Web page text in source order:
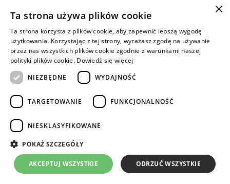
W naturalnych warunkach (bez ingerencji człowieka)
gleby nigdy nie są orane, mieszane czy odwracane.
Materia organiczna, która na nich wyrasta w znakomitej
większości pozostaje na miejscu, jest akumulowana
i przekształcana w próchnicę.
Copyrights © 2024 Intermag
×
Ta strona używa plików cookie
Ta strona korzysta z plików cookie, aby zapewnić lepszą wygodę
użytkowania. Korzystając z tej strony, wyrażasz zgodę na używanie
przez nas wszystkich plików cookie zgodnie z warunkami naszej
polityki plików cookie. Dowiedź się więcej
NIEZBĘDNE
WYDAJNOŚĆ
TARGETOWANIE FUNKCJONALNOŚĆ
NIESKLASYFIKOWANE
POKAŻ SZCZEGÓŁY
AKCEPTUJ WSZYSTKIE ODRZUĆ WSZYSTKIE